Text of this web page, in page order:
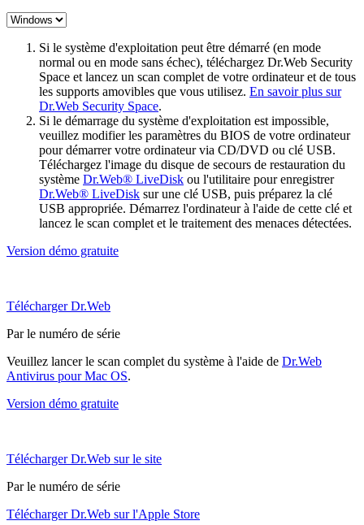
Si le système d'exploitation peut être démarré (en mode
normal ou en mode sans échec), téléchargez Dr.Web Security
Space et lancez un scan complet de votre ordinateur et de tous
les supports amovibles que vous utilisez. En savoir plus sur
Dr.Web Security Space.
Si le démarrage du système d'exploitation est impossible,
veuillez modifier les paramètres du BIOS de votre ordinateur
pour démarrer votre ordinateur via CD/DVD ou clé USB.
Téléchargez l'image du disque de secours de restauration du
système Dr.Web® LiveDisk ou l'utilitaire pour enregistrer
Dr.Web® LiveDisk sur une clé USB, puis préparez la clé
USB appropriée. Démarrez l'ordinateur à l'aide de cette clé et
lancez le scan complet et le traitement des menaces détectées.
Version démo gratuite
Télécharger Dr.Web
Par le numéro de série
Veuillez lancer le scan complet du système à l'aide de Dr.Web
Antivirus pour Mac OS.
Version démo gratuite
Télécharger Dr.Web sur le site
Par le numéro de série
Télécharger Dr.Web sur l'Apple Store